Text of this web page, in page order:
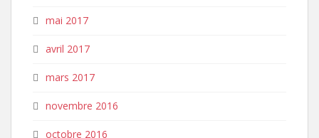
mai 2017
avril 2017
mars 2017
novembre 2016
octobre 2016